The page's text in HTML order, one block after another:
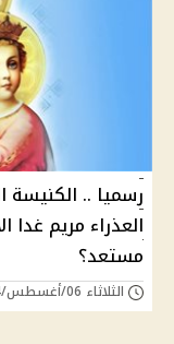
رسميا .. الكنيسة
مستعد؟
الثلاثاء 06/أغسطس/2024 - 10:47 م